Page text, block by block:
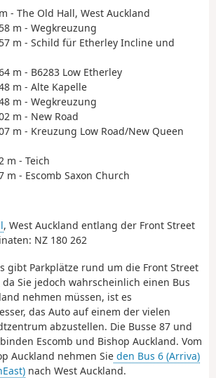
- The Old Hall, West Auckland
m - Wegkreuzung
m - Schild für Etherley Incline und
m - B6283 Low Etherley
m - Alte Kapelle
m - Wegkreuzung
m - New Road
m - Kreuzung Low Road/New Queen
m - Teich
m - Escomb Saxon Church
, West Auckland entlang der Front Street
NZ 180 262
gibt Parkplätze rund um die Front Street
Sie jedoch wahrscheinlich einen Bus
nehmen müssen, ist es
das Auto auf einem der vielen
abzustellen. Die Busse 87 und
Escomb und Bishop Auckland. Vom
Auckland nehmen Sie den Bus 6 (Arriva)
nach West Auckland.